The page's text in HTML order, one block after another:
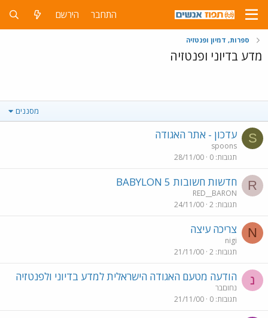
התחבר הירשם
ספרות, דמיון ופנטזיה
מדע בדיוני ופנטזיה
מסננים
S עדכון - אתר האגודה
spoons
תגובות 0
28/11/00
R חדשות חשובות BABYLON 5
RED__BARON
תגובות 2
24/11/00
N צריכה עיצה
nigi
תגובות 2
21/11/00
נ הודעה מטעם האגודה הישראלית למדע בדיוני ולפנטזיה
נחוםבר
תגובות 0
21/11/00